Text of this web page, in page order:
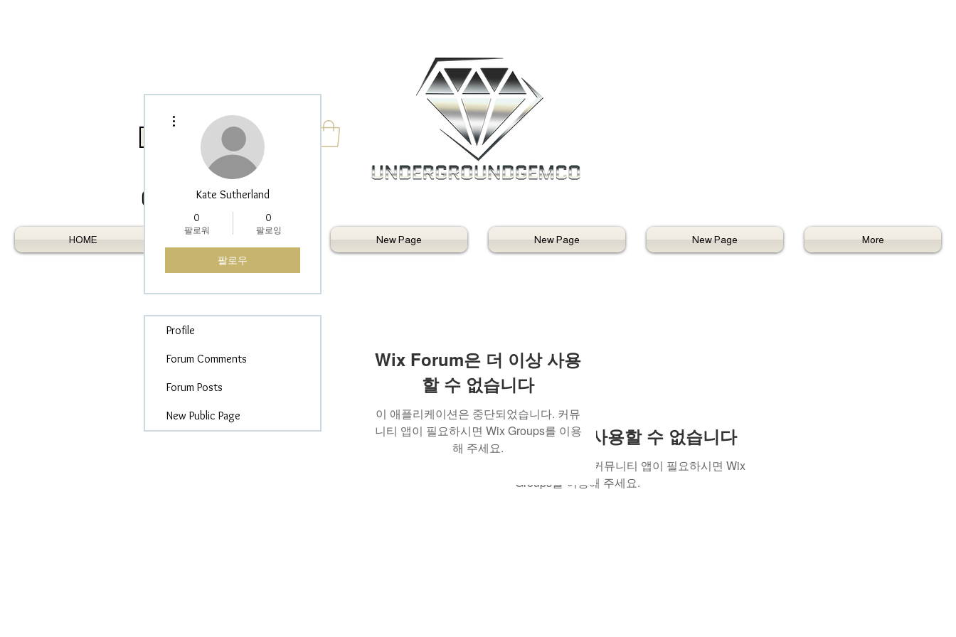
Log In / Register As Trade
HOME New Page New Page New Page More
Wix Forum은 더 이상 사용할 수 없습니다
이 애플리케이션은 중단되었습니다. 커뮤니티 앱이 필요하시면 Wix
Groups를 이용해 주세요.
Wix Forum은 더 이상 사용
할 수 없습니다
이 애플리케이션은 중단되었습니다. 커뮤
니티 앱이 필요하시면 Wix Groups를 이용
해 주세요.
Kate Sutherland
0
팔로워
0
팔로잉
팔로우
Profile
Forum Comments
Forum Posts
New Public Page